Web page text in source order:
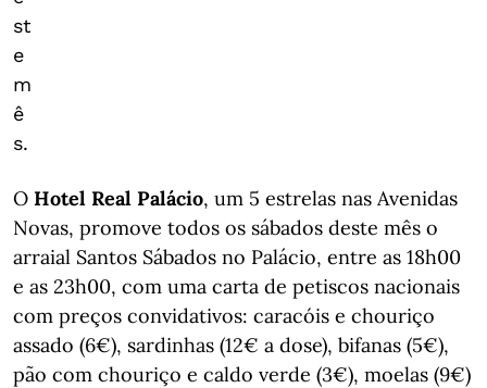
st
e
m
ê
s.
O Hotel Real Palácio, um 5 estrelas nas Avenidas
Novas, promove todos os sábados deste mês o
arraial Santos Sábados no Palácio, entre as 18h00
e as 23h00, com uma carta de petiscos nacionais
com preços convidativos: caracóis e chouriço
assado (6€), sardinhas (12€ a dose), bifanas (5€),
pão com chouriço e caldo verde (3€), moelas (9€)